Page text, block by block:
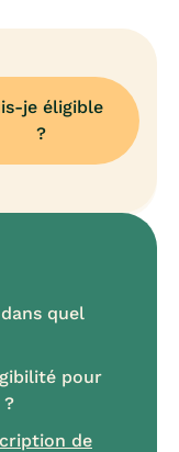
je éligible
?
quel
pour
?
de